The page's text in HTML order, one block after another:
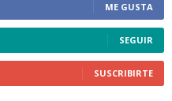
ME GUSTA
SEGUIR
SUSCRIBIRTE